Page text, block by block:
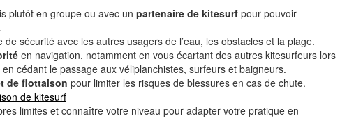
plutôt en groupe ou avec un partenaire de kitesurf pour pouvoir
sécurité avec les autres usagers de l’eau, les obstacles et la plage.
en navigation, notamment en vous écartant des autres kitesurfeurs lors
cédant le passage aux véliplanchistes, surfeurs et baigneurs.
de flottaison pour limiter les risques de blessures en cas de chute.
de kitesurf
limites et connaître votre niveau pour adapter votre pratique en